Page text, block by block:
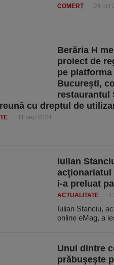
COMERȚ 24 oct
Berăria H
proiect de
pe
Bucureşti,
restaurantul
cu dreptul de
11 sep 2024
Iulian
acţionariatul
i-a preluat
ACTUALITATE
Iulian Stanciu,
online eMag, a
Unul dintre
prăbuşeşte